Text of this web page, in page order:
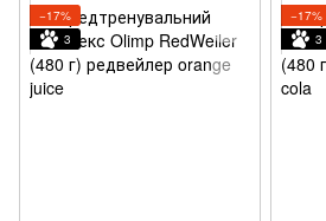
−17%
3
−17%
3